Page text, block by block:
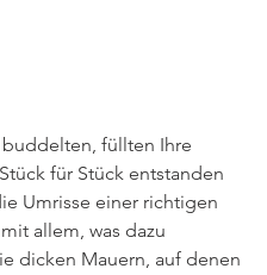
füllten Ihre
für Stück entstanden
Umrisse einer richtigen
allem, was dazu
dicken Mauern, auf denen